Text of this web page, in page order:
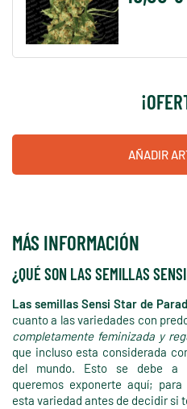
AÑADIR
MÁS INFORMACIÓN
¿QUÉ SON LAS SEMILLAS
Las semillas Sensi Star de
cuanto a las variedades con
completamente feminizada y
que incluso esta considerada
del mundo. Esto se debe a
queremos exponerte aquí;
esta variedad antes de decidir si